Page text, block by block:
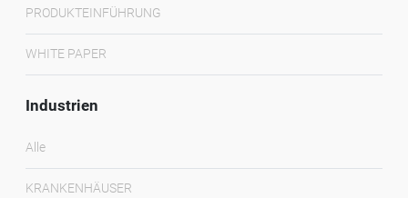
PRODUKTEINFÜHRUNG
WHITE PAPER
Industrien
Alle
KRANKENHÄUSER